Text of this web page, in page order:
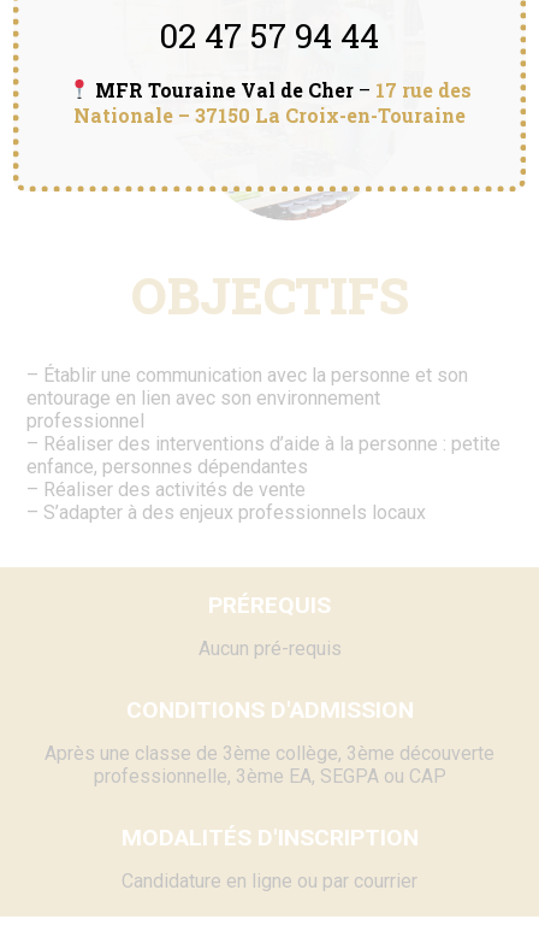
OBJECTIFS
– Établir une communication avec la personne et son
entourage en lien avec son environnement
professionnel
– Réaliser des interventions d’aide à la personne : petite
enfance, personnes dépendantes
– Réaliser des activités de vente
– S’adapter à des enjeux professionnels locaux
PRÉREQUIS
Aucun pré-requis
CONDITIONS D'ADMISSION
Après une classe de 3ème collège, 3ème découverte
professionnelle, 3ème EA, SEGPA ou CAP
MODALITÉS D'INSCRIPTION
Candidature en ligne ou par courrier
02 47 57 94 44
MFR Touraine Val de Cher– 17 rue des
Nationale – 37150 La Croix-en-Touraine